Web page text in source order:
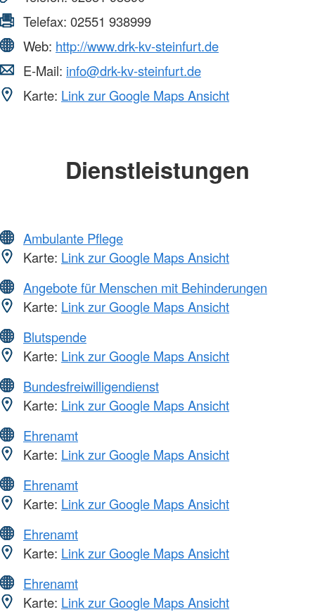
Telefax: 02551 938999
Web: http://www.drk-kv-steinfurt.de
E-Mail: info@drk-kv-steinfurt.de
Karte: Link zur Google Maps Ansicht
Dienstleistungen
Ambulante Pflege
Karte: Link zur Google Maps Ansicht
Angebote für Menschen mit Behinderungen
Karte: Link zur Google Maps Ansicht
Blutspende
Karte: Link zur Google Maps Ansicht
Bundesfreiwilligendienst
Karte: Link zur Google Maps Ansicht
Ehrenamt
Karte: Link zur Google Maps Ansicht
Ehrenamt
Karte: Link zur Google Maps Ansicht
Ehrenamt
Karte: Link zur Google Maps Ansicht
Ehrenamt
Karte: Link zur Google Maps Ansicht